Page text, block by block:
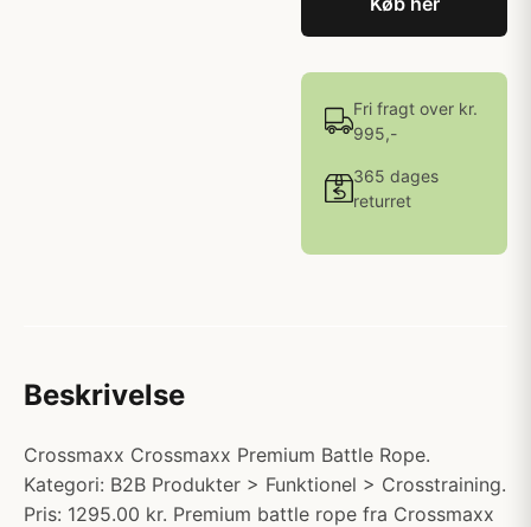
Fri fragt over kr.
995,-
365 dages
returret
Beskrivelse
Crossmaxx Crossmaxx Premium Battle Rope.
Kategori: B2B Produkter > Funktionel > Crosstraining.
Pris: 1295.00 kr. Premium battle rope fra Crossmaxx